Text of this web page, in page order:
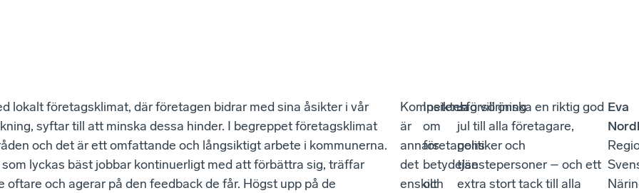
lokalt företagsklimat, där företagen bidrar med sina åsikter i vår
syftar till att minska dessa hinder. I begreppet företagsklimat
och det är ett omfattande och långsiktigt arbete i kommunerna.
lyckas bäst jobbar kontinuerligt med att förbättra sig, träffar
oftare och agerar på den feedback de får. Högst upp på de
Kompetensförsörjning
är
annars
det
enskilt
Insikten
om
företagens
betydelse
och
Jag vill önska en riktig god
jul till alla företagare,
politiker och
tjänstepersoner – och ett
extra stort tack till alla
Eva